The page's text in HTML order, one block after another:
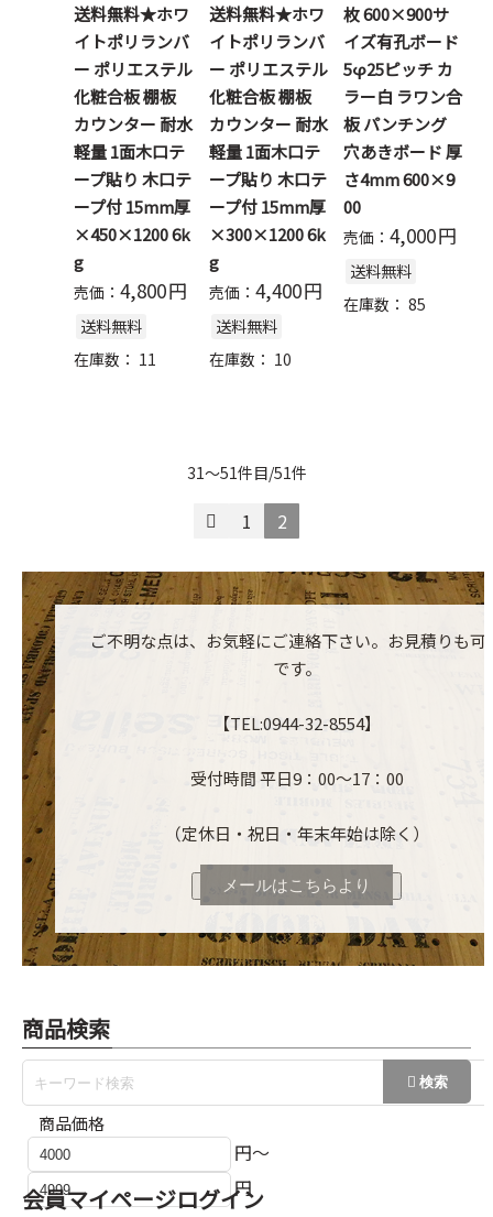
送料無料★ホワ
イトポリランバ
ー ポリエステル
化粧合板 棚板
カウンター 耐水
軽量 1面木口テ
ープ貼り 木口テ
ープ付 15mm厚
×450×1200 6k
g
売価： 4,800円
送料無料
在庫数： 11
送料無料★ホワ
イトポリランバ
ー ポリエステル
化粧合板 棚板
カウンター 耐水
軽量 1面木口テ
ープ貼り 木口テ
ープ付 15mm厚
×300×1200 6k
g
売価： 4,400円
送料無料
在庫数： 10
枚 600×900サ
イズ有孔ボード
5φ25ピッチ カ
ラー白 ラワン合
板 パンチング
穴あきボード 厚
さ4mm 600×9
00
売価：4,000円
送料無料
在庫数： 85
31～51件目/51件
1 2
ご不明な点は、お気軽にご連絡下さい。お見積りも可
です。
【TEL:0944-32-8554】
受付時間 平日9：00～17：00
（定休日・祝日・年末年始は除く）
メールはこちらより
商品検索
商品価格
円～
円
会員マイページログイン